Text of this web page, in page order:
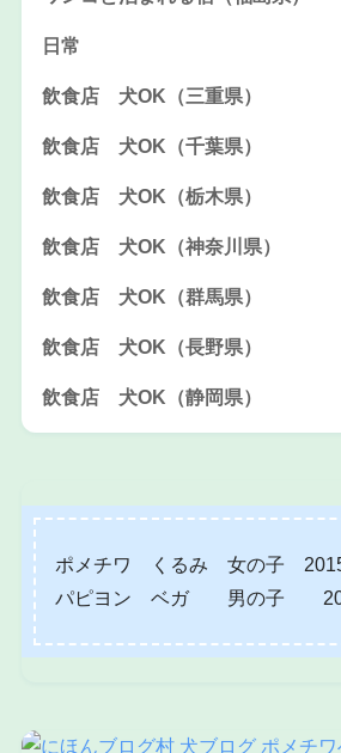
日常
飲食店 犬OK（三重県）
飲食店 犬OK（千葉県）
飲食店 犬OK（栃木県）
飲食店 犬OK（神奈川県）
飲食店 犬OK（群馬県）
飲食店 犬OK（長野県）
飲食店 犬OK（静岡県）
ポメチワ くるみ 女の子
パピヨン ベガ 男の子